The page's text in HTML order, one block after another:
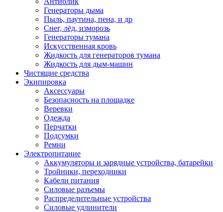
Генераторы дыма
Пыль, паутина, пена, и др
Снег, лёд, изморозь
Генераторы тумана
Искусственная кровь
Жидкость для генераторов тумана
Жидкость для дым-машин
Чистящие средства
Экипировка
Аксессуары
Безопасность на площадке
Веревки
Одежда
Перчатки
Подсумки
Ремни
Электропитание
Аккумуляторы и зарядные устройства, батарейки
Тройники, переходники
Кабели питания
Силовые разъемы
Распределительные устройства
Силовые удлинители